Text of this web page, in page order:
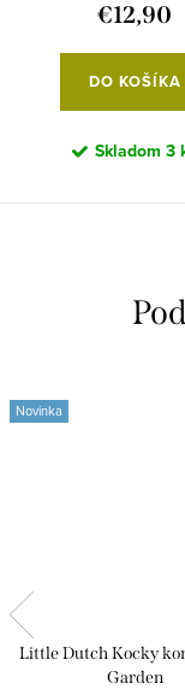
€12,90
DO KOŠÍKA
Skladom 3
Novinka
Little Dutch Kocky
Garden